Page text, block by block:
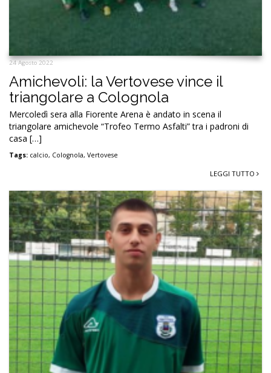
24 Agosto 2022
Amichevoli: la Vertovese vince il
triangolare a Colognola
Mercoledì sera alla Fiorente Arena è andato in scena il
triangolare amichevole “Trofeo Termo Asfalti” tra i padroni di
casa […]
Tags: calcio, Colognola, Vertovese
LEGGI TUTTO